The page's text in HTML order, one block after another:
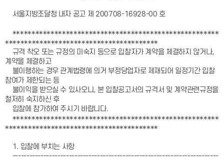
서울지방조달청 내자 공고 제 200708-16928-00 호
******************************************************
****************************************
규격 착오 또는 규정의 미숙지 등으로 입찰자가 계약을 체결하지 않거나,
계약을 체결하고
불이행하는 경우 관계법령에 의거 부정당업자로 제재되어 일정기간 입찰
참여가 제한되는 등
불이익을 받으실 수 있사오니, 본 입찰공고서의 규격서 및 계약관련규정을
철저히 숙지하신 후
입찰에 참가하여 주시기 바랍니다.
******************************************************
****************************************
1. 입찰에 부치는 사항
-------------------------------------------------------------------------